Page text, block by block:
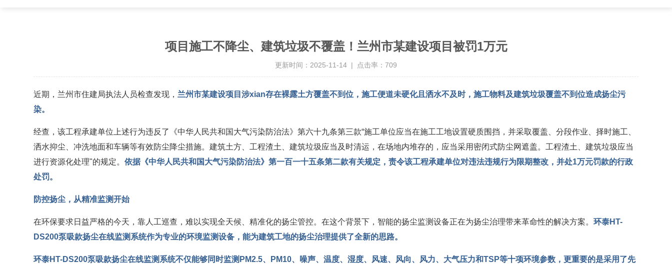
项目施工不降尘、建筑垃圾不覆盖！兰州市某建设项目被罚1万元
更新时间：2025-11-14 | 点击率：709
近期，兰州市住建局执法人员检查发现， 兰州市某建设项目涉xian存在裸露土方覆盖不到位，施工便道未硬化且洒水不及时，施工物料及建筑垃圾覆盖不到位造成扬尘污
染。
经查，该工程承建单位上述行为违反了《中华人民共和国大气污染防治法》第六十九条第三款“施工单位应当在施工工地设置硬质围挡，并采取覆盖、分段作业、择时施工、
洒水抑尘、冲洗地面和车辆等有效防尘降尘措施。建筑土方、工程渣土、建筑垃圾应当及时清运，在场地内堆存的，应当采用密闭式防尘网遮盖。工程渣土、建筑垃圾应当
进行资源化处理"的规定。依据《中华人民共和国大气污染防治法》第一百一十五条第二款有关规定，责令该工程承建单位对违法违规行为限期整改，并处1万元罚款的行政
处罚。
防控扬尘，从精准监测开始
在环保要求日益严格的今天，靠人工巡查，难以实现全天候、精准化的扬尘管控。在这个背景下，智能的扬尘监测设备正在为扬尘治理带来革命性的解决方案。环泰HT-
DS200泵吸款扬尘在线监测系统作为专业的环境监测设备，能为建筑工地的扬尘治理提供了全新的思路。
环泰HT-DS200泵吸款扬尘在线监测系统不仅能够同时监测PM2.5、PM10、噪声、温度、湿度、风速、风向、风力、大气压力和TSP等十项环境参数，更重要的是采用了先